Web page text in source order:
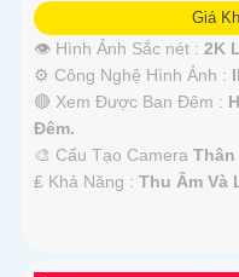
Giá
👁 Hình Ảnh Sắc nét : 2K
⚙ Công Nghệ Hình Ảnh :
🔴 Xem Được Ban Đêm :
Ðêm.
🎨 Cấu Tạo Camera Thân
️₤ Khả Năng : Thu Âm Và